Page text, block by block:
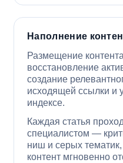
Наполнение
Размещение
восстановление
создание
исходящей ссылки и
индексе.
Каждая статья
специалистом —
ниш и серых тематик,
контент мгновенно